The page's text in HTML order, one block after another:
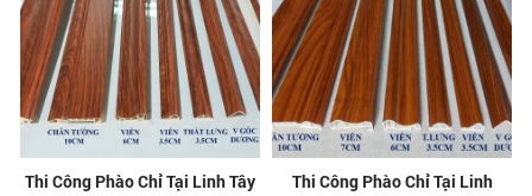
Thi Công Phào Chỉ Tại Linh Tây
Thi Công Phào Chỉ Tại Linh